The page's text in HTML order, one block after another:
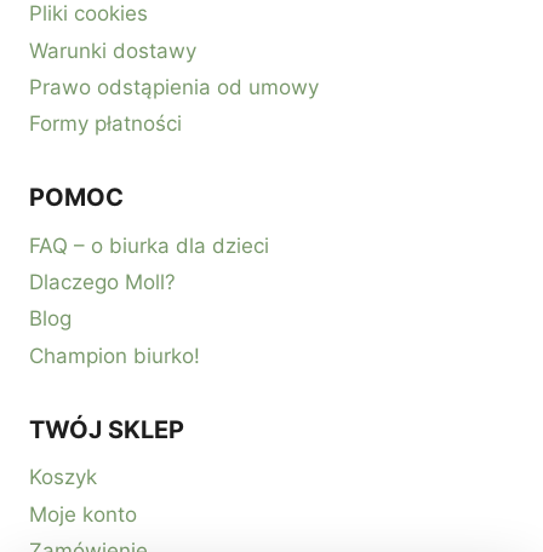
Pliki cookies
Warunki dostawy
Prawo odstąpienia od umowy
Formy płatności
POMOC
FAQ – o biurka dla dzieci
Dlaczego Moll?
Blog
Champion biurko!
TWÓJ SKLEP
Koszyk
Moje konto